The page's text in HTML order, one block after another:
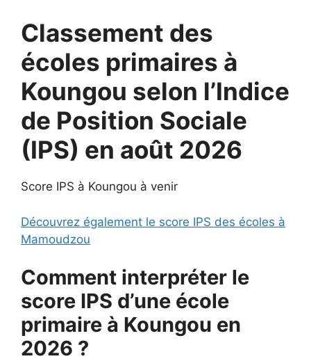
Classement des
écoles primaires à
Koungou selon l’Indice
de Position Sociale
(IPS) en août 2026
Score IPS à Koungou à venir
Découvrez également le score IPS des écoles à
Mamoudzou
Comment interpréter le
score IPS d’une école
primaire à Koungou en
2026 ?